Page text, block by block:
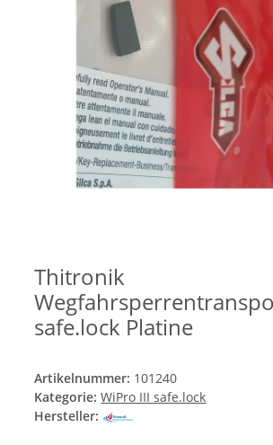
Thitronik
safe.lock Platine
Artikelnummer: 101240
Kategorie:WiPro III safe.lock
Hersteller: